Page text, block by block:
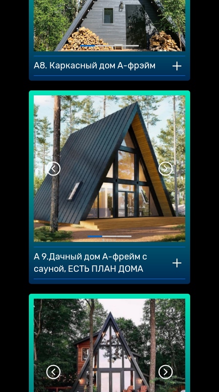
A8. Каркасный дом А-фрэйм
A 9.Дачный дом А-фрейм с
сауной, ЕСТЬ ПЛАН ДОМА